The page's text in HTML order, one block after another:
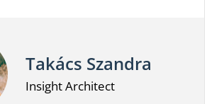
Takács Szandra
Insight Architect